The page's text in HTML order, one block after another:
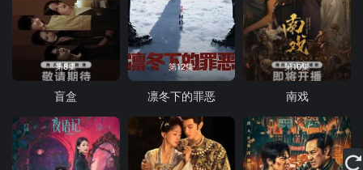
第8集
盲盒
第12集
凛冬下的罪恶
第10集
南戏